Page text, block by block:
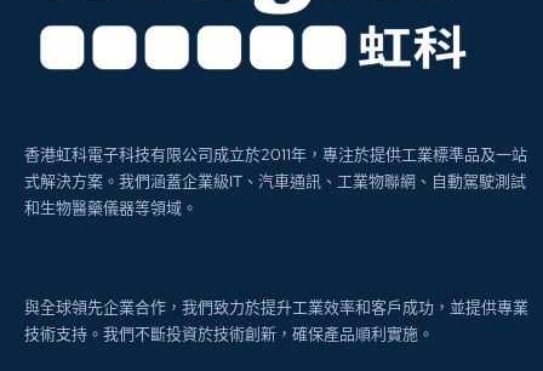
香港虹科電子科技有限公司成立於2011年，專注於提供工業標準品及一站
式解決方案。我們涵蓋企業級IT、汽車通訊、工業物聯網、自動駕駛測試
和生物醫藥儀器等領域。
與全球領先企業合作，我們致力於提升工業效率和客戶成功，並提供專業
技術支持。我們不斷投資於技術創新，確保產品順利實施。